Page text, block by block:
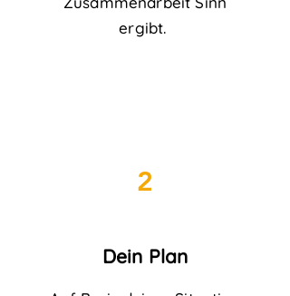
ergibt.
2
Dein Plan